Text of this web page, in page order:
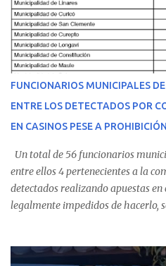
Regional de Talca y dado la
Talca con escolta de Carabineros.
estudiante de medicina de 25
del personal de emergencia
recibir atención especializada en el
conoció la gravedad de su
Villarrica— se trasladaron a
evolución favorable. No obstante,
FUNCIONARIOS MUNICIPALES
ENTRE LOS DETECTADOS POR
EN CASINOS PESE A
Un total de 56 funcionarios
entre ellos 4 pertenecientes a la
detectados realizando apuestas en
legalmente impedidos de hacerlo,
estableció que estos funcionarios